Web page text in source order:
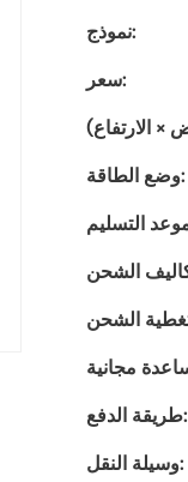
نموذج:
سعر:
وضع الطاقة:
طريقة الدفع:
وسيلة النقل: